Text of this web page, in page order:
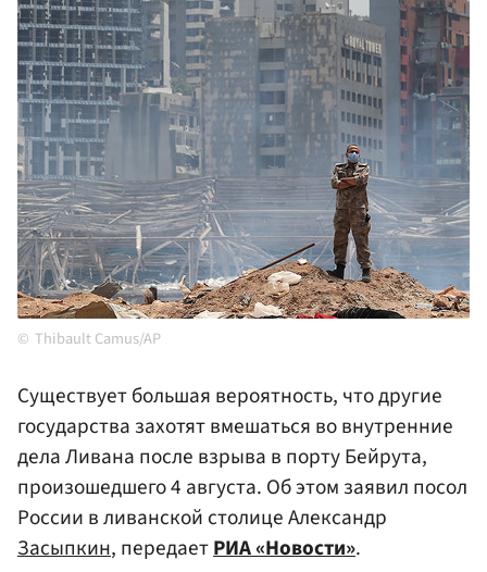
Thibault Camus/AP
Существует большая вероятность, что другие
государства захотят вмешаться во внутренние
дела Ливана после взрыва в порту Бейрута,
произошедшего 4 августа. Об этом заявил посол
России в ливанской столице Александр
Засыпкин, передаетРИА «Новости».